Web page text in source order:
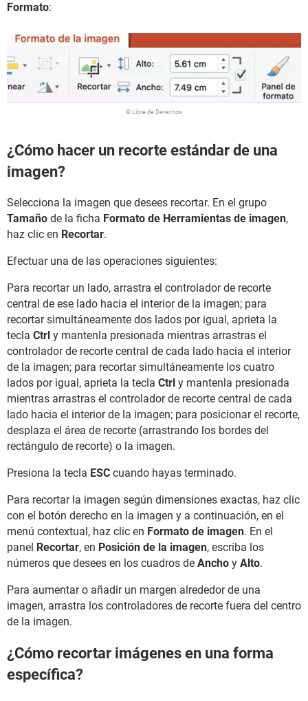
Formato:
© Libre de Derechos
¿Cómo hacer un recorte estándar de una
imagen?
Selecciona la imagen que desees recortar. En el grupo
Tamaño de la ficha Formato de Herramientas de imagen,
haz clic en Recortar.
Efectuar una de las operaciones siguientes:
Para recortar un lado, arrastra el controlador de recorte
central de ese lado hacia el interior de la imagen; para
recortar simultáneamente dos lados por igual, aprieta la
tecla Ctrl y mantenla presionada mientras arrastras el
controlador de recorte central de cada lado hacia el interior
de la imagen; para recortar simultáneamente los cuatro
lados por igual, aprieta la tecla Ctrl y mantenla presionada
mientras arrastras el controlador de recorte central de cada
lado hacia el interior de la imagen; para posicionar el recorte,
desplaza el área de recorte (arrastrando los bordes del
rectángulo de recorte) o la imagen.
Presiona la tecla ESC cuando hayas terminado.
Para recortar la imagen según dimensiones exactas, haz clic
con el botón derecho en la imagen y a continuación, en el
menú contextual, haz clic en Formato de imagen. En el
panel Recortar, en Posición de la imagen, escriba los
números que desees en los cuadros de Ancho y Alto.
Para aumentar o añadir un margen alrededor de una
imagen, arrastra los controladores de recorte fuera del centro
de la imagen.
¿Cómo recortar imágenes en una forma
específica?